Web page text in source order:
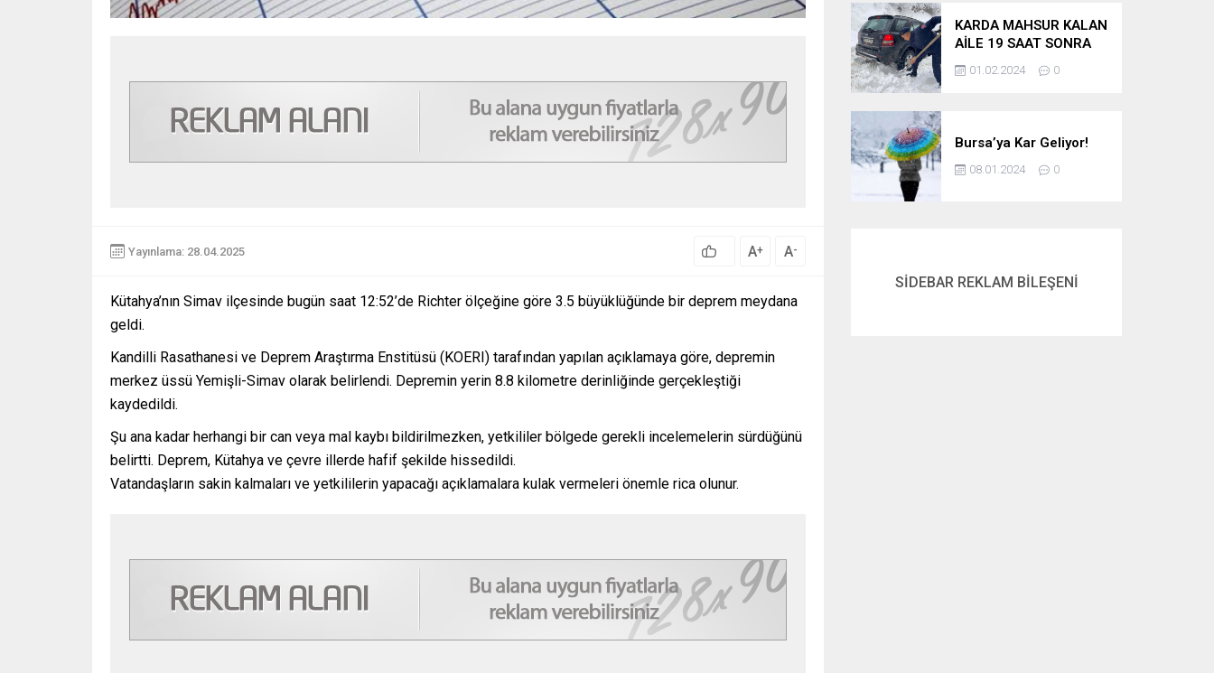
Yayınlama: 28.04.2025 A+ A-
Kütahya’nın Simav ilçesinde bugün saat 12:52’de Richter ölçeğine göre 3.5 büyüklüğünde bir deprem meydana
geldi.
Kandilli Rasathanesi ve Deprem Araştırma Enstitüsü (KOERI) tarafından yapılan açıklamaya göre, depremin
merkez üssü Yemişli-Simav olarak belirlendi. Depremin yerin 8.8 kilometre derinliğinde gerçekleştiği
kaydedildi.
Şu ana kadar herhangi bir can veya mal kaybı bildirilmezken, yetkililer bölgede gerekli incelemelerin sürdüğünü
belirtti. Deprem, Kütahya ve çevre illerde hafif şekilde hissedildi.
Vatandaşların sakin kalmaları ve yetkililerin yapacağı açıklamalara kulak vermeleri önemle rica olunur.
KARDA MAHSUR KALAN
AİLE 19 SAAT SONRA
KURTARILDI
01.02.2024 0
Bursa’ya Kar Geliyor!
08.01.2024 0
SİDEBAR REKLAM BİLEŞENİ